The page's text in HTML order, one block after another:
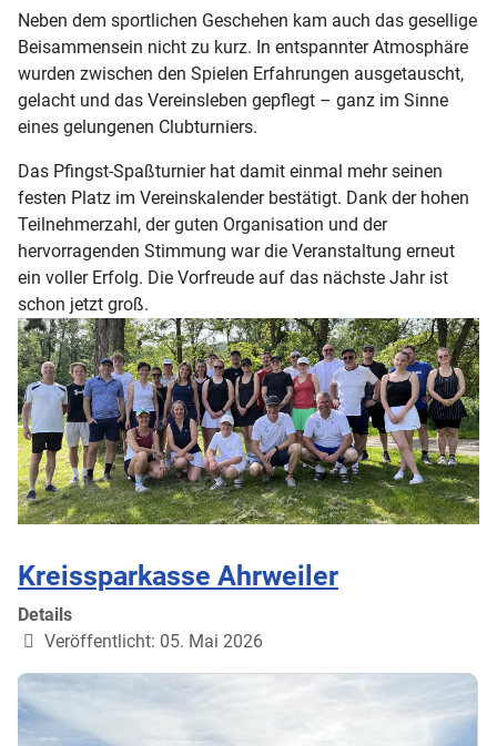
Neben dem sportlichen Geschehen kam auch das gesellige
Beisammensein nicht zu kurz. In entspannter Atmosphäre
wurden zwischen den Spielen Erfahrungen ausgetauscht,
gelacht und das Vereinsleben gepflegt – ganz im Sinne
eines gelungenen Clubturniers.
Das Pfingst-Spaßturnier hat damit einmal mehr seinen
festen Platz im Vereinskalender bestätigt. Dank der hohen
Teilnehmerzahl, der guten Organisation und der
hervorragenden Stimmung war die Veranstaltung erneut
ein voller Erfolg. Die Vorfreude auf das nächste Jahr ist
schon jetzt groß.
Kreissparkasse Ahrweiler
Details
Veröffentlicht: 05. Mai 2026